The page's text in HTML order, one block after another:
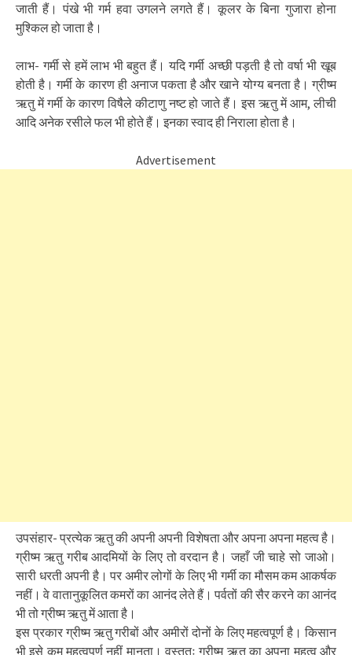
जाती हैं। पंखे भी गर्म हवा उगलने लगते हैं। कूलर के बिना गुजारा होना
मुश्किल हो जाता है।
लाभ- गर्मी से हमें लाभ भी बहुत हैं। यदि गर्मी अच्छी पड़ती है तो वर्षा भी खूब
होती है। गर्मी के कारण ही अनाज पकता है और खाने योग्य बनता है। ग्रीष्म
ऋतु में गर्मी के कारण विषैले कीटाणु नष्ट हो जाते हैं। इस ऋतु में आम, लीची
आदि अनेक रसीले फल भी होते हैं। इनका स्वाद ही निराला होता है।
Advertisement
उपसंहार- प्रत्येक ऋतु की अपनी अपनी विशेषता और अपना अपना महत्व है।
ग्रीष्म ऋतु गरीब आदमियों के लिए तो वरदान है। जहाँ जी चाहे सो जाओ।
सारी धरती अपनी है। पर अमीर लोगों के लिए भी गर्मी का मौसम कम आकर्षक
नहीं। वे वातानुकूलित कमरों का आनंद लेते हैं। पर्वतों की सैर करने का आनंद
भी तो ग्रीष्म ऋतु में आता है।
इस प्रकार ग्रीष्म ऋतु गरीबों और अमीरों दोनों के लिए महत्वपूर्ण है। किसान
भी इसे कम महत्वपूर्ण नहीं मानता। वस्तुतः ग्रीष्म ऋतु का अपना महत्व और